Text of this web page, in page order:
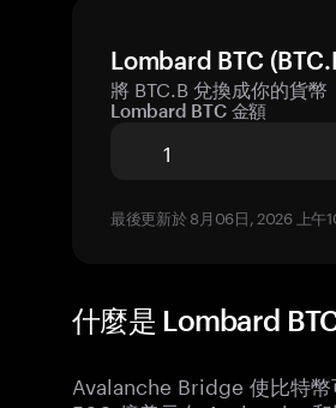
Lombard BTC
將 BTC.B 兌換成你的貨幣
Lombard BTC 金額
最後更新於 8月06日, 2026 上午
什麼是 Lombard
Avalanche Bridge 使比特